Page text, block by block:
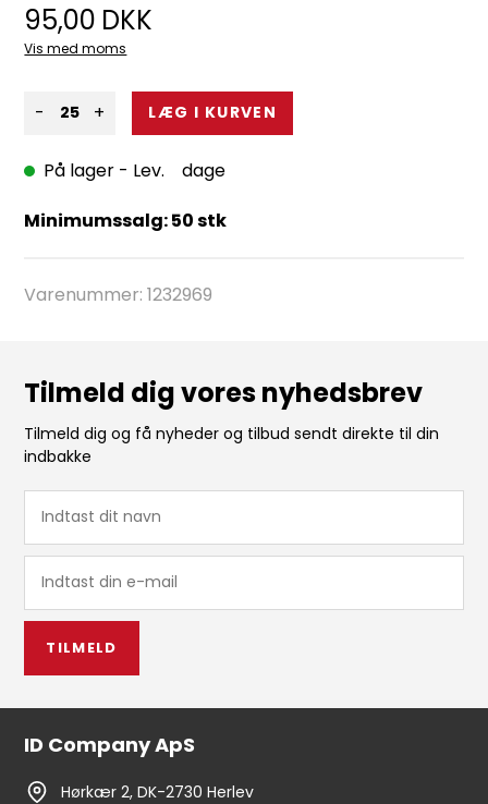
95,00 DKK
Vis med moms
- +
På lager - Lev. dage
Minimumssalg: 50 stk
Varenummer:1232969
Tilmeld dig vores nyhedsbrev
Tilmeld dig og få nyheder og tilbud sendt direkte til din
indbakke
TILMELD
ID Company ApS
Hørkær 2, DK-2730 Herlev